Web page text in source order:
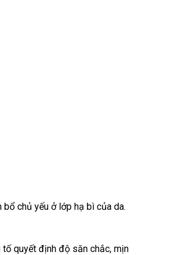
chủ yếu ở lớp hạ bì của da.
quyết định độ săn chắc, mịn